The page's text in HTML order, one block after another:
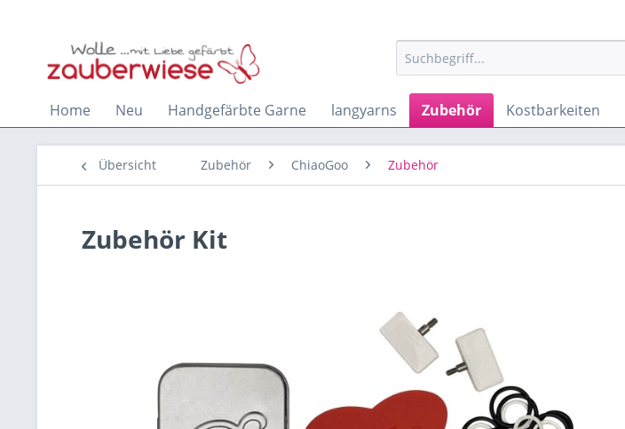
Home Neu Handgefärbte Garne langyarns Zubehör Kostbarkeiten
Übersicht Zubehör ChiaoGoo Zubehör
Zubehör Kit